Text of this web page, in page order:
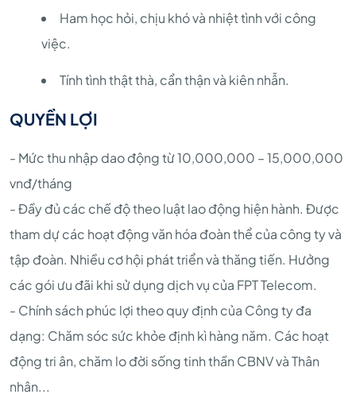
Ham học hỏi, chịu khó và nhiệt tình với công
việc.
Tính tình thật thà, cẩn thận và kiên nhẫn.
QUYỀN LỢI
- Mức thu nhập dao động từ 10,000,000 – 15,000,000
vnđ/tháng
- Đầy đủ các chế độ theo luật lao động hiện hành. Được
tham dự các hoạt động văn hóa đoàn thể của công ty và
tập đoàn. Nhiều cơ hội phát triển và thăng tiến. Hưởng
các gói ưu đãi khi sử dụng dịch vụ của FPT Telecom.
- Chính sách phúc lợi theo quy định của Công ty đa
dạng: Chăm sóc sức khỏe định kì hàng năm. Các hoạt
động tri ân, chăm lo đời sống tinh thần CBNV và Thân
nhân...